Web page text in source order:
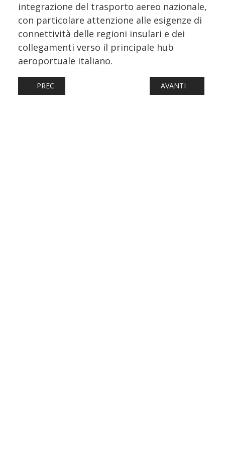
integrazione del trasporto aereo nazionale,
con particolare attenzione alle esigenze di
connettività delle regioni insulari e dei
collegamenti verso il principale hub
aeroportuale italiano.
ARTICOLO PRECEDENTE: AEROITALIA VESTE
PREC ARTICOLO
AVANTI